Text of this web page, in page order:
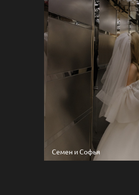
Семен и Софья